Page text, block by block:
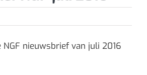
NGF nieuwsbrief van juli 2016